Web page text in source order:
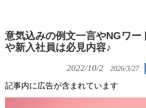
意気込みの例文一言やNGワー
や新入社員は必見内容♪
2022/10/2 2026/3/27
記事内に広告が含まれています